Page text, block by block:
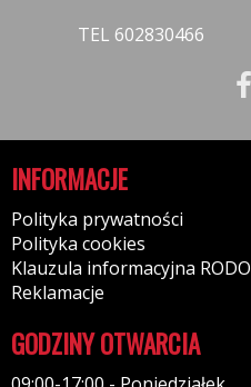
TEL 602830466
INFORMACJE
Polityka prywatności
Polityka cookies
Klauzula informacyjna RODO
Reklamacje
GODZINY OTWARCIA